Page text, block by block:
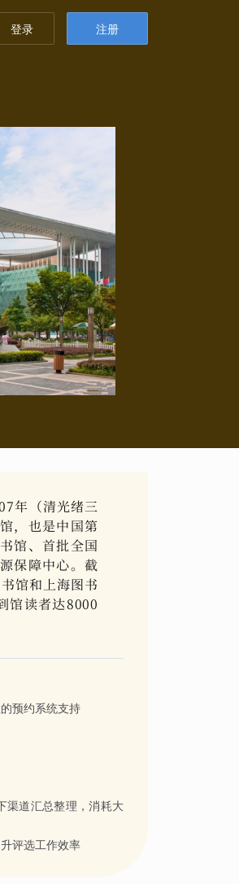
登录 注册
年（清光绪三
，也是中国第
馆、首批全国
保障中心。截
馆和上海图书
馆读者达8000
预约系统支持
渠道汇总整理，消耗大
评选工作效率